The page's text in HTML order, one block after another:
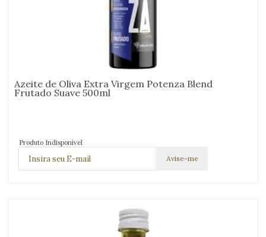
Azeite de Oliva Extra Virgem Potenza Blend
Frutado Suave 500ml
Produto Indisponível